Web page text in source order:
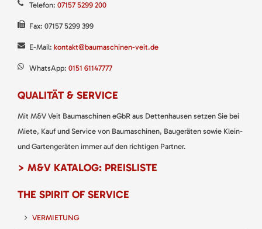
Telefon: 07157 5299 200
Fax: 07157 5299 399
E-Mail: kontakt@baumaschinen-veit.de
WhatsApp: 0151 61147777
QUALITÄT & SERVICE
Mit M&V Veit Baumaschinen eGbR aus Dettenhausen setzen Sie bei
Miete, Kauf und Service von Baumaschinen, Baugeräten sowie Klein-
und Gartengeräten immer auf den richtigen Partner.
> M&V KATALOG: PREISLISTE
THE SPIRIT OF SERVICE
VERMIETUNG